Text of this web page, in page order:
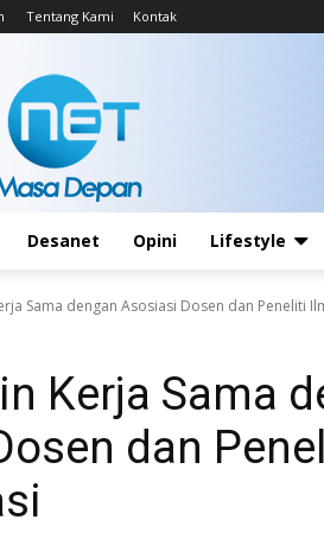
Tentang Kami Kontak
Desanet Opini Lifestyle
Sama dengan Asosiasi Dosen dan Peneliti
Kerja Sama
dan